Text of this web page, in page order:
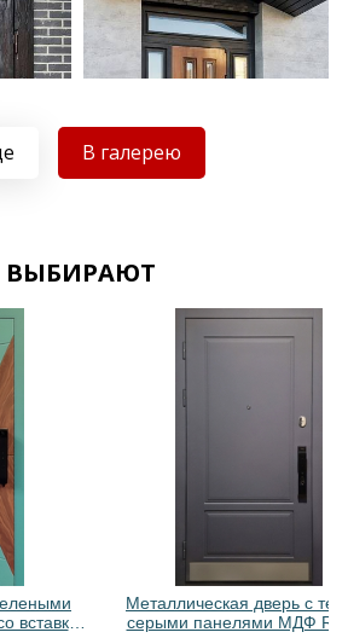
Хочу такую
В галерею
ВЫБИРАЮТ
Металлическая дверь с
серыми панелями МДФ